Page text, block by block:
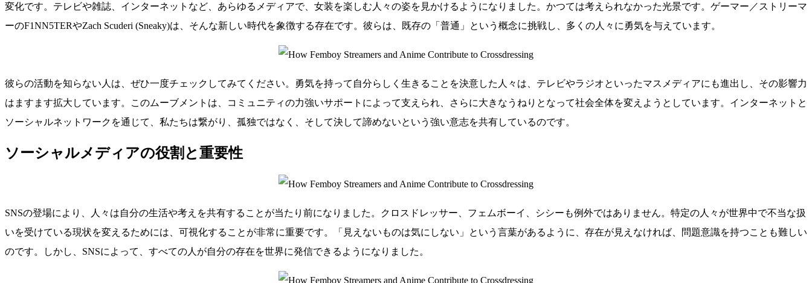
変化です。テレビや雑誌、インターネットなど、あらゆるメディアで、女装を楽しむ人々の姿を見かけるようになりました。かつては考えられなかった光景です。ゲーマー／ストリーマ
ーのF1NN5TERやZach Scuderi (Sneaky)は、そんな新しい時代を象徴する存在です。彼らは、既存の「普通」という概念に挑戦し、多くの人々に勇気を与えています。
彼らの活動を知らない人は、ぜひ一度チェックしてみてください。勇気を持って自分らしく生きることを決意した人々は、テレビやラジオといったマスメディアにも進出し、その影響力
はますます拡大しています。このムーブメントは、コミュニティの力強いサポートによって支えられ、さらに大きなうねりとなって社会全体を変えようとしています。インターネットと
ソーシャルネットワークを通じて、私たちは繋がり、孤独ではなく、そして決して諦めないという強い意志を共有しているのです。
ソーシャルメディアの役割と重要性
SNSの登場により、人々は自分の生活や考えを共有することが当たり前になりました。クロスドレッサー、フェムボーイ、シシーも例外ではありません。特定の人々が世界中で不当な扱
いを受けている現状を変えるためには、可視化することが非常に重要です。「見えないものは気にしない」という言葉があるように、存在が見えなければ、問題意識を持つことも難しい
のです。しかし、SNSによって、すべての人が自分の存在を世界に発信できるようになりました。